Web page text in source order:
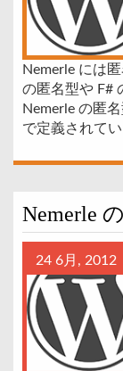
Nemerle には
の匿名型や F#
Nemerle の匿
で定義されてい
Nemerle
24 6月, 2012